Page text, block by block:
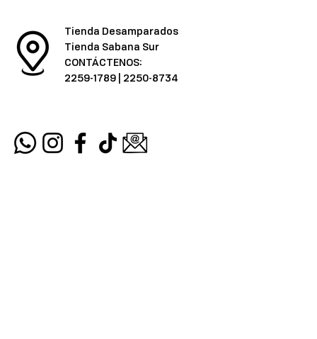
Tienda Desamparados
Tienda Sabana Sur
CONTÁCTENOS:
2259-1789 | 2250-8734